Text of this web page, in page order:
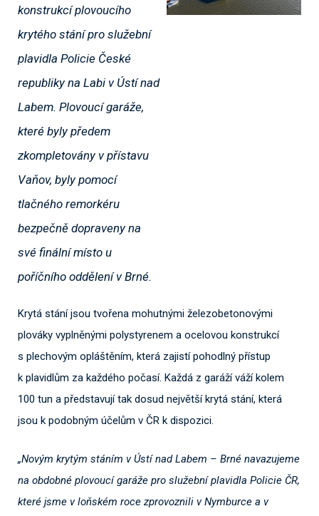
konstrukcí plovoucího
krytého stání pro služební
plavidla Policie České
republiky na Labi v Ústí nad
Labem. Plovoucí garáže,
které byly předem
zkompletovány v přístavu
Vaňov, byly pomocí
tlačného remorkéru
bezpečně dopraveny na
své finální místo u
poříčního oddělení v Brné.
Krytá stání jsou tvořena mohutnými železobetonovými
plováky vyplněnými polystyrenem a ocelovou konstrukcí
s plechovým opláštěním, která zajistí pohodlný přístup
k plavidlům za každého počasí. Každá z garáží váží kolem
100 tun a představují tak dosud největší krytá stání, která
jsou k podobným účelům v ČR k dispozici.
„Novým krytým stáním v Ústí nad Labem – Brné navazujeme
na obdobné plovoucí garáže pro služební plavidla Policie ČR,
které jsme v loňském roce zprovoznili v Nymburce a v